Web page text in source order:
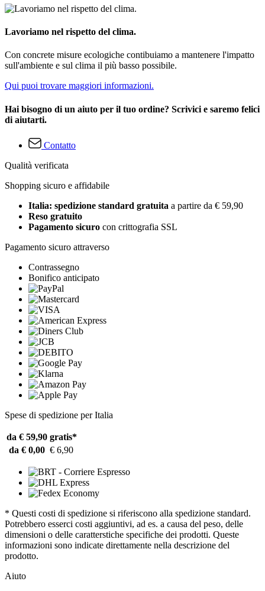
Lavoriamo nel rispetto del clima.
Con concrete misure ecologiche contibuiamo a mantenere l'impatto
sull'ambiente e sul clima il più basso possibile.
Qui puoi trovare maggiori informazioni.
Hai bisogno di un aiuto per il tuo ordine? Scrivici e saremo felici
di aiutarti.
Contatto
Qualità verificata
Shopping sicuro e affidabile
Italia: spedizione standard gratuita a partire da € 59,90
Reso gratuito
Pagamento sicuro con crittografia SSL
Pagamento sicuro attraverso
Contrassegno
Bonifico anticipato
Spese di spedizione per Italia
da € 59,90 gratis*
da € 0,00 € 6,90
* Questi costi di spedizione si riferiscono alla spedizione standard.
Potrebbero esserci costi aggiuntivi, ad es. a causa del peso, delle
dimensioni o delle caratterstiche specifiche dei prodotti. Queste
informazioni sono indicate direttamente nella descrizione del
prodotto.
Aiuto